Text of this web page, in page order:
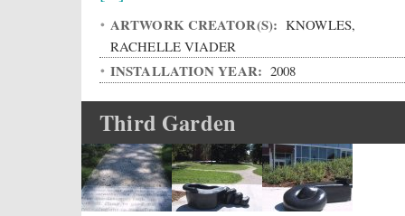
ARTWORK CREATOR(S): KNOWLES,
RACHELLE VIADER
INSTALLATION YEAR: 2008
Third Garden